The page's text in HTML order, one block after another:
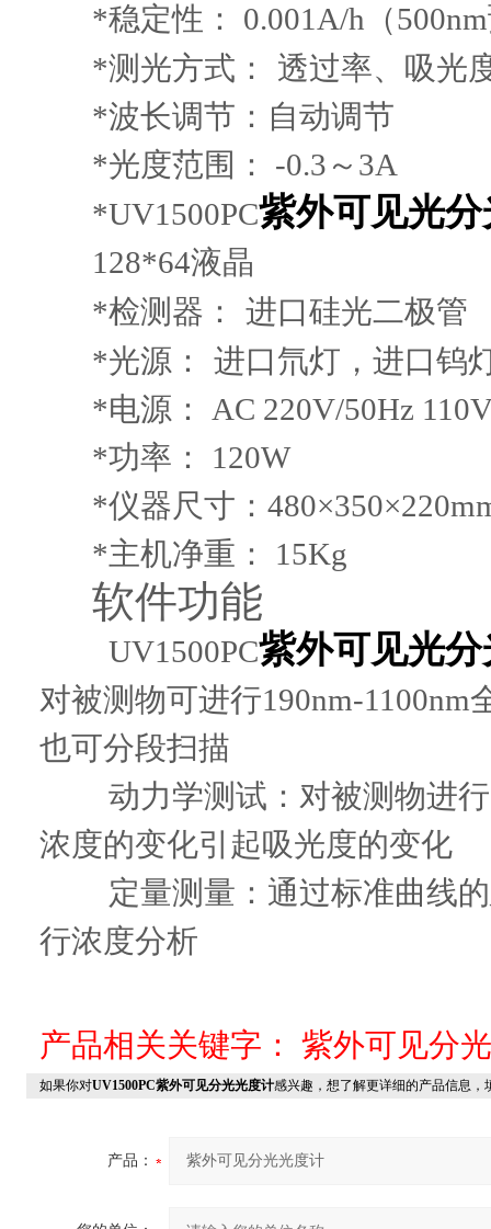
*稳定性： 0.001A/h （500nm
*测光方式：
透过率、吸光
*波长调节：自动调节
*光度范围： -0.3 ～ 3A
*UV1500PC紫外可见光
128*64液晶
*检测器：
进口硅光二极管
*光源：
进口氘灯，进口钨
*电源：
AC 220V/50Hz
*功率：
120W
*仪器尺寸：
*主机净重： 15Kg
软件功能
UV1500PC紫外可见光
对被测物可进行190nm-1100nm
也可分段扫描
动力学测试：对被测物进行
浓度的变化引起吸光度的变化
定量测量：通过标准曲线的
行浓度分析
产品相关关键字： 紫外可见分
如果你对UV1500PC紫外可见分光光度计感兴趣，想了解更详细的产品信息，
产品：